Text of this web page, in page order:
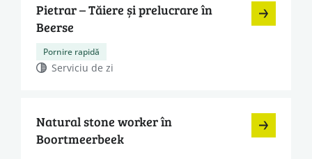
Pietrar – Tăiere și prelucrare în
Beerse
Pornire rapidă
Serviciu de zi
Natural stone worker în
Boortmeerbeek